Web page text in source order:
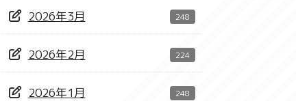
2026年3月 248
2026年2月 224
2026年1月 248